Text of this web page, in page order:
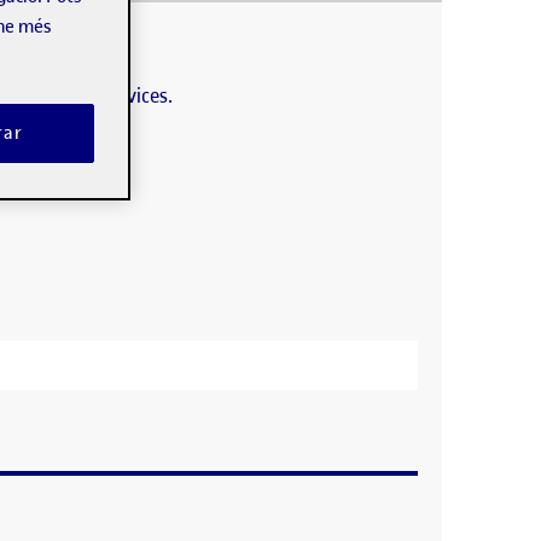
on kaltura services.
més